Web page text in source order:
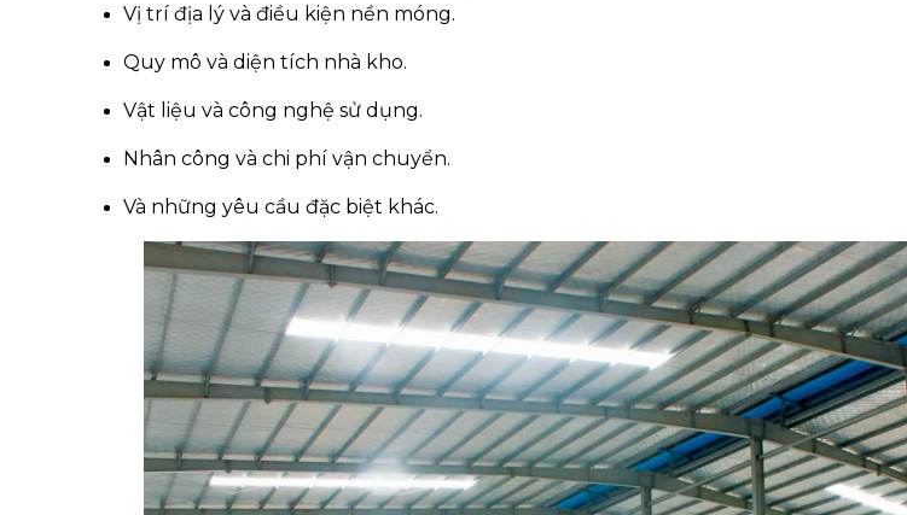
Vị trí địa lý và điều kiện nền móng.
Quy mô và diện tích nhà kho.
Vật liệu và công nghệ sử dụng.
Nhân công và chi phí vận chuyển.
Và những yêu cầu đặc biệt khác.